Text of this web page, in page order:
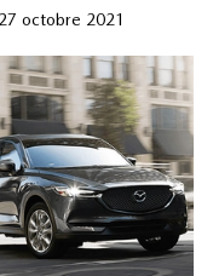
27 octobre 2021